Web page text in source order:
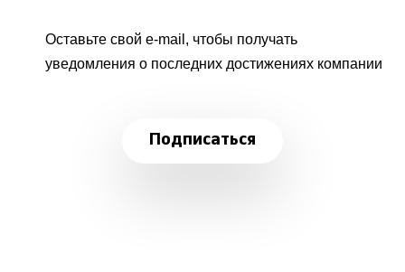
Оставьте свой e-mail, чтобы получать
уведомления о последних достижениях компании
Подписаться